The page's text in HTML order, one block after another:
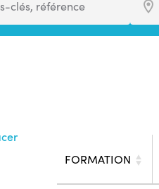
clés, référence
FORMATION